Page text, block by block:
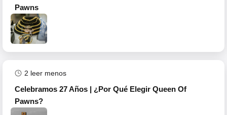
Pawns
2 leer menos
Celebramos 27 Años | ¿Por Qué Elegir Queen Of
Pawns?